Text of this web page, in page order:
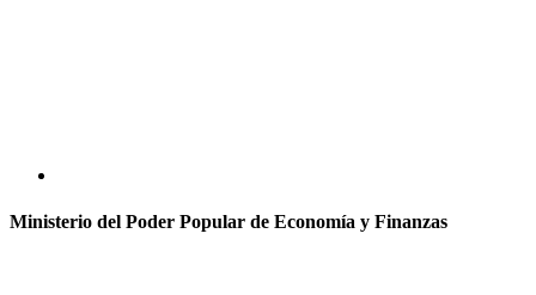
Ministerio del Poder Popular de Economía y Finanzas